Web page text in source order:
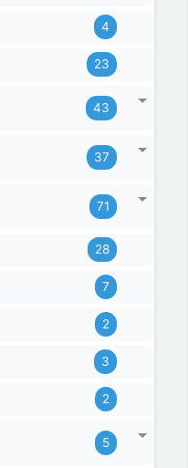
4
23
43
37
71
28
7
2
3
2
5